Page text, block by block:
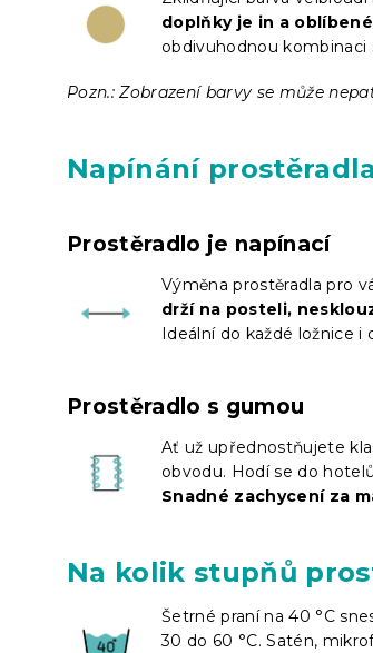
doplňky je in a
obdivuhodnou
Pozn.: Zobrazení barvy se může
Napínání prostěradla
Prostěradlo je napínací
Výměna prostěradla pro
drží na posteli,
Ideální do každé ložnice i
Prostěradlo s gumou
Ať už upřednostňujete
obvodu. Hodí se do
Snadné zachycení za
Na kolik stupňů
Šetrné praní na 40 °C
30 do 60 °C. Satén,